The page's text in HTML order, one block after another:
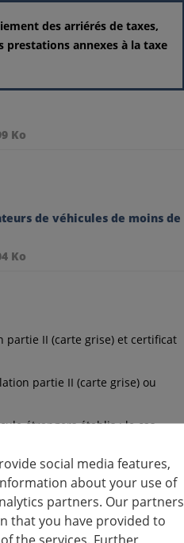
des arriérés de taxes,
prestations annexes à la taxe
Ko
de véhicules de moins de
Ko
II (carte grise) et certificat
partie II (carte grise) ou
étrangers établis ; le cas
de l'UE en plus :
expertise selon le § 21 du
social media features,
about your use of
partners. Our partners
that you have provided to
the services. Further